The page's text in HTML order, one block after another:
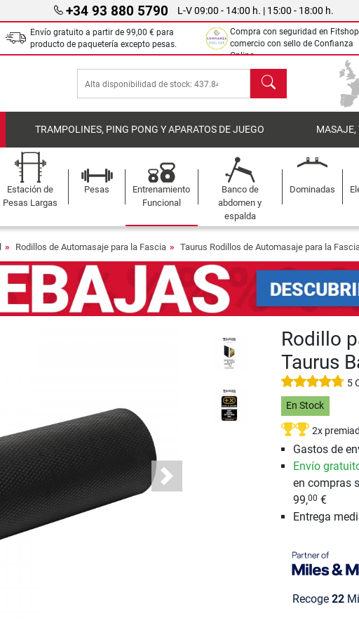
+34 93 880 5790 L-V 09:00 - 14:00 h. | 15:00 - 18:00 h.
Envío gratuito a partir de 99,00 € para
producto de paquetería excepto pesas.
Compra con seguridad en
comercio con sello de Confianza
Online.
Buscar
TRAMPOLINES, PING PONG Y APARATOS DE JUEGO MASAJE,
Estación de
Pesas Largas
Pesas
Entrenamiento
Funcional
Banco de
abdomen y
espalda
Dominadas
Rodillos de Automasaje para la Fascia Taurus Rodillos de Automasaje para la
Next
Rodillo
Taurus
5
En Stock
2x
Gastos de
Envío
en compras
99,00 €
Entrega
Recoge 22